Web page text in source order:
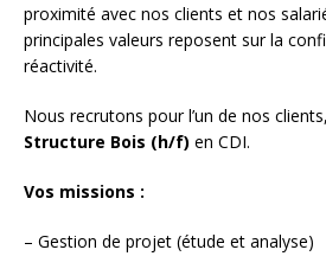
proximité avec nos clients et nos
principales valeurs reposent sur la
réactivité.
Nous recrutons pour l’un de nos
Structure Bois (h/f) en CDI.
Vos missions :
– Gestion de projet (étude et analyse)